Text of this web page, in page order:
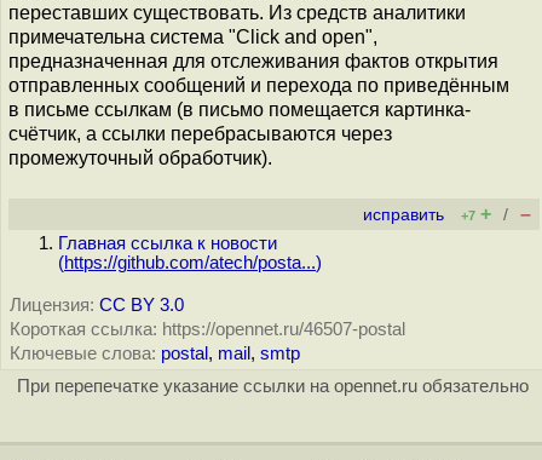
переставших существовать. Из средств аналитики
примечательна система "Click and open",
предназначенная для отслеживания фактов открытия
отправленных сообщений и перехода по приведённым
в письме ссылкам (в письмо помещается картинка-
счётчик, а ссылки перебрасываются через
промежуточный обработчик).
исправить +7 + / –
Главная ссылка к новости
(https://github.com/atech/posta...)
Лицензия: CC BY 3.0
Короткая ссылка: https://opennet.ru/46507-postal
Ключевые слова: postal , mail , smtp
При перепечатке указание ссылки на opennet.ru обязательно